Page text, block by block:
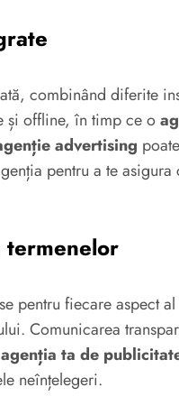
combinând diferite
și offline, în timp ce o
advertising
pentru a te
pentru fiecare aspect
Comunicarea
agenția ta de
neînțelegeri.